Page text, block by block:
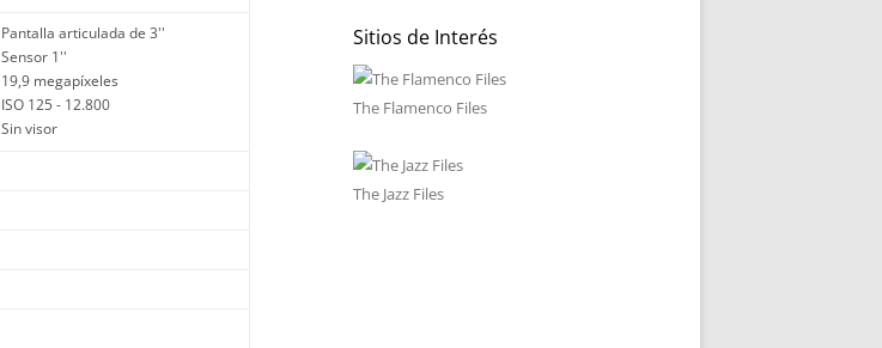
Pantalla articulada de 3''
Sensor 1''
19,9 megapíxeles
ISO 125 - 12.800
Sin visor
Sitios de Interés
The Flamenco Files
The Jazz Files